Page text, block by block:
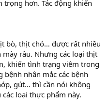
hơn. Tác động khiến
bò, thịt chó… được rất nhiều
râu. Nhưng các loại thịt
khiến tình trạng viêm trong
nhân mắc các bệnh
gút… thì cần nói không
loại thực phẩm này.